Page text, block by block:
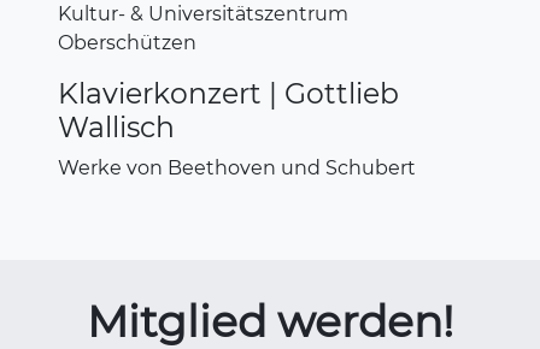
Kultur- & Universitätszentrum
Oberschützen
Klavierkonzert | Gottlieb
Wallisch
Werke von Beethoven und Schubert
Mitglied werden!